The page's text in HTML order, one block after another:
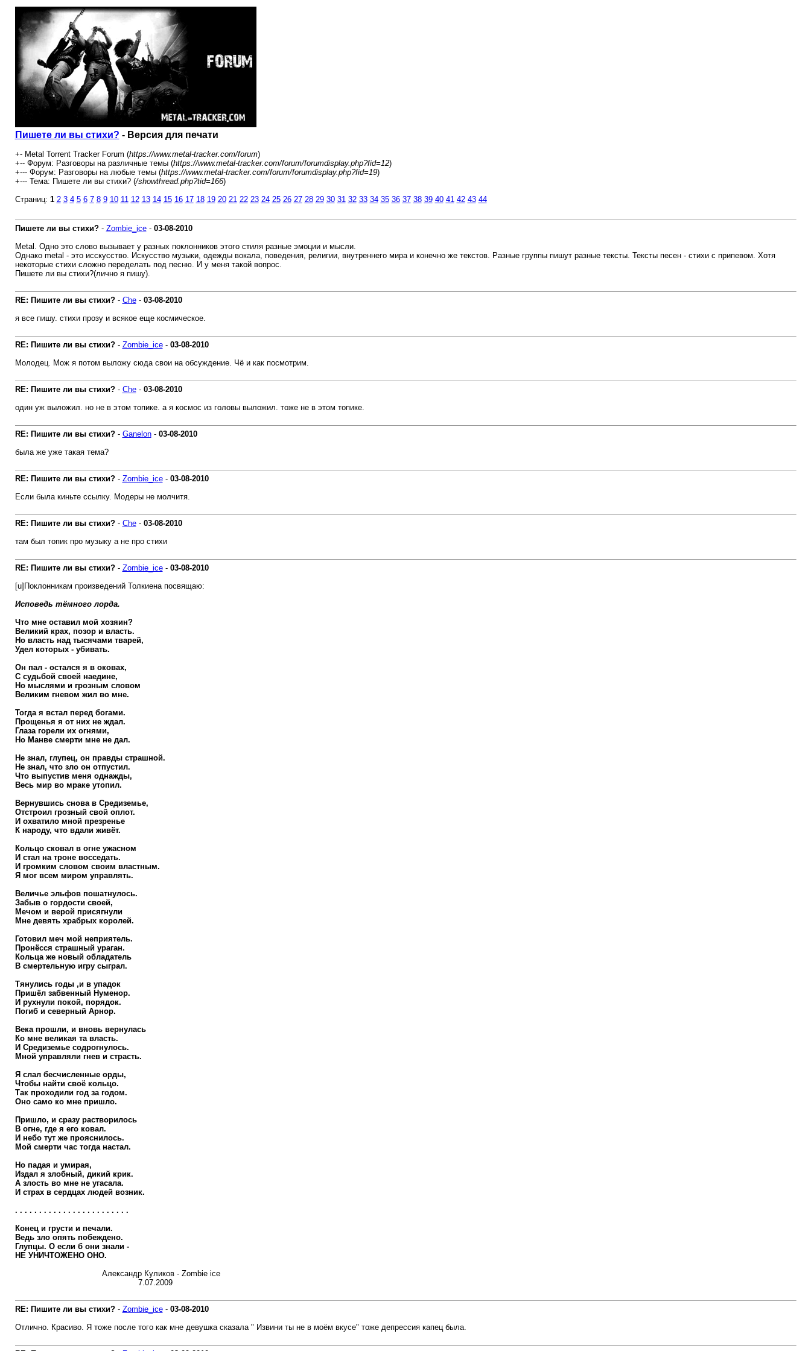
Пишете ли вы стихи? - Версия для печати
+- Metal Torrent Tracker Forum (https://www.metal-tracker.com/forum)
+-- Форум: Разговоры на различные темы (https://www.metal-tracker.com/forum/forumdisplay.php?fid=12)
+--- Форум: Разговоры на любые темы (https://www.metal-tracker.com/forum/forumdisplay.php?fid=19)
+--- Тема: Пишете ли вы стихи? (/showthread.php?tid=166)
Страниц: 1 2 3 4 5 6 7 8 9 10 11 12 13 14 15 16 17 18 19 20 21 22 23 24 25 26 27 28 29 30 31 32 33 34 35 36 37 38 39 40 41 42 43 44
Пишете ли вы стихи?- Zombie_ice- 03-08-2010
Metal. Одно это слово вызывает у разных поклонников этого стиля разные эмоции и мысли.
Однако metal - это исскусство. Искусство музыки, одежды вокала, поведения, религии, внутреннего мира и конечно же текстов. Разные группы пишут разные тексты. Тексты песен - стихи с припевом. Хотя
некоторые стихи сложно переделать под песню. И у меня такой вопрос.
Пишете ли вы стихи?(лично я пишу).
RE: Пишите ли вы стихи?- Che- 03-08-2010
я все пишу. стихи прозу и всякое еще космическое.
RE: Пишите ли вы стихи?- Zombie_ice- 03-08-2010
Молодец. Мож я потом выложу сюда свои на обсуждение. Чё и как посмотрим.
RE: Пишите ли вы стихи?- Che- 03-08-2010
один уж выложил. но не в этом топике. а я космос из головы выложил. тоже не в этом топике.
RE: Пишите ли вы стихи?- Ganelon- 03-08-2010
была же уже такая тема?
RE: Пишите ли вы стихи?- Zombie_ice- 03-08-2010
Если была киньте ссылку. Модеры не молчитя.
RE: Пишите ли вы стихи?- Che- 03-08-2010
там был топик про музыку а не про стихи
RE: Пишите ли вы стихи?- Zombie_ice- 03-08-2010
[u]Поклонникам произведений Толкиена посвящаю:
Исповедь тёмного лорда.
Что мне оставил мой хозяин?
Великий крах, позор и власть.
Но власть над тысячами тварей,
Удел которых - убивать.
Он пал - остался я в оковах,
С судьбой своей наедине,
Но мыслями и грозным словом
Великим гневом жил во мне.
Тогда я встал перед богами.
Прощенья я от них не ждал.
Глаза горели их огнями,
Но Манве смерти мне не дал.
Не знал, глупец, он правды страшной.
Не знал, что зло он отпустил.
Что выпустив меня однажды,
Весь мир во мраке утопил.
Вернувшись снова в Средиземье,
Отстроил грозный свой оплот.
И охватило мной презренье
К народу, что вдали живёт.
Кольцо сковал в огне ужасном
И стал на троне восседать.
И громким словом своим властным.
Я мог всем миром управлять.
Величье эльфов пошатнулось.
Забыв о гордости своей,
Мечом и верой присягнули
Мне девять храбрых королей.
Готовил меч мой неприятель.
Пронёсся страшный ураган.
Кольца же новый обладатель
В смертельную игру сыграл.
Тянулись годы ,и в упадок
Пришёл забвенный Нуменор.
И рухнули покой, порядок.
Погиб и северный Арнор.
Века прошли, и вновь вернулась
Ко мне великая та власть.
И Средиземье содрогнулось.
Мной управляли гнев и страсть.
Я слал бесчисленные орды,
Чтобы найти своё кольцо.
Так проходили год за годом.
Оно само ко мне пришло.
Пришло, и сразу растворилось
В огне, где я его ковал.
И небо тут же прояснилось.
Мой смерти час тогда настал.
Но падая и умирая,
Издал я злобный, дикий крик.
А злость во мне не угасала.
И страх в сердцах людей возник.
. . . . . . . . . . . . . . . . . . . . . . . .
Конец и грусти и печали.
Ведь зло опять побеждено.
Глупцы. О если б они знали -
НЕ УНИЧТОЖЕНО ОНО.
Александр Куликов - Zombie ice
7.07.2009
RE: Пишите ли вы стихи?- Zombie_ice- 03-08-2010
Отлично. Красиво. Я тоже после того как мне девушка сказала " Извини ты не в моём вкусе" тоже депрессия капец была.